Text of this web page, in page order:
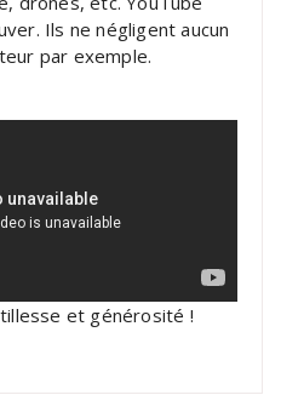
Ils ne négligent aucun
par exemple.
et générosité !